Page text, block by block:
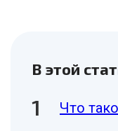
В этой
Что